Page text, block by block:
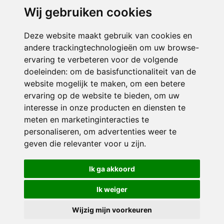
Wij gebruiken cookies
Deze website maakt gebruik van cookies en
andere trackingtechnologieën om uw browse-
ervaring te verbeteren voor de volgende
doeleinden: om de basisfunctionaliteit van de
website mogelijk te maken, om een betere
ervaring op de website te bieden, om uw
interesse in onze producten en diensten te
meten en marketinginteracties te
personaliseren, om advertenties weer te
geven die relevanter voor u zijn.
Ik ga akkoord
Ik weiger
Wijzig mijn voorkeuren
ONDERDEEL VAN
© 2026 Sint Bernardus | Alle rechten voorbehouden
Privacy policy|Disclaimer| Klachtenregeling|RSIN en Anbi
voorkeuren
Crealisatie The MindOffice